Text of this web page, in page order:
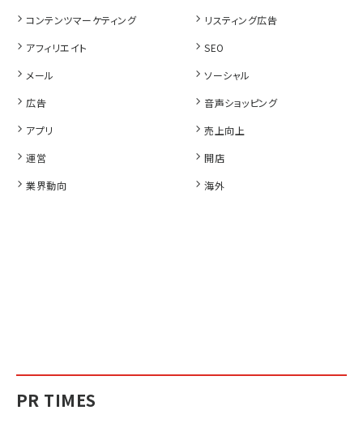
PR TIMES
コンテンツマーケティング
リスティング広告
アフィリエイト
SEO
メール
ソーシャル
広告
音声ショッピング
アプリ
売上向上
運営
開店
業界動向
海外